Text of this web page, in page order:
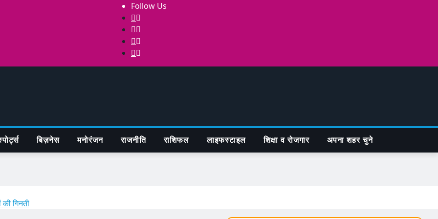
Follow Us
बिज़नेस मनोरंजन राजनीति राशिफल लाइफस्टाइल शिक्षा व रोजगार अपना शहर चुने
गिनती